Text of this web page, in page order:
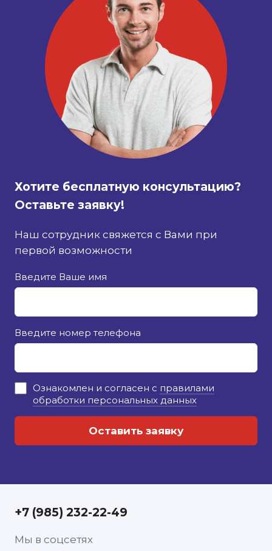
Хотите бесплатную консультацию?
Оставьте заявку!
Наш сотрудник свяжется с Вами при
первой возможности
Введите Ваше имя
Введите номер телефона
Ознакомлен и согласен с правилами
обработки персональных данных
+7 (985) 232-22-49
Мы в соцсетях